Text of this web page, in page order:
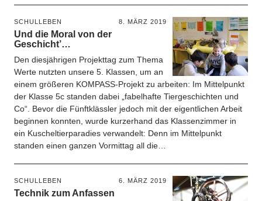
SCHULLEBEN 8. MÄRZ 2019
Und die Moral von der
Geschicht’…
Den diesjährigen Projekttag zum Thema
Werte nutzten unsere 5. Klassen, um an
einem größeren KOMPASS-Projekt zu arbeiten: Im Mittelpunkt
der Klasse 5c standen dabei „fabelhafte Tiergeschichten und
Co“. Bevor die Fünftklässler jedoch mit der eigentlichen Arbeit
beginnen konnten, wurde kurzerhand das Klassenzimmer in
ein Kuscheltierparadies verwandelt: Denn im Mittelpunkt
standen einen ganzen Vormittag all die…
SCHULLEBEN 6. MÄRZ 2019
Technik zum Anfassen